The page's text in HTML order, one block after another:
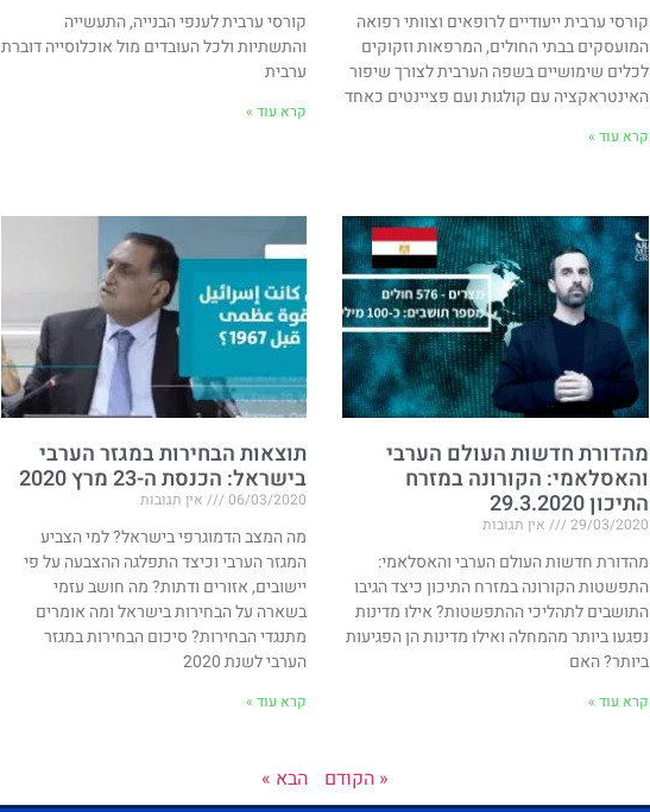
קורסי ערבית ייעודיים לרופאים וצוותי רפואה
המועסקים בבתי החולים, המרפאות וזקוקים
לכלים שימושיים בשפה הערבית לצורך שיפור
האינטראקציה עם קולגות ועם פציינטים כאחד
קרא עוד »
קורסי ערבית לענפי הבנייה, התעשייה
והתשתיות ולכל העובדים מול אוכלוסייה דוברת
ערבית
קרא עוד »
מהדורת חדשות העולם הערבי
והאסלאמי: הקורונה במזרח
התיכון 29.3.2020
29/03/2020 אין תגובות
מהדורת חדשות העולם הערבי והאסלאמי:
התפשטות הקורונה במזרח התיכון כיצד הגיבו
התושבים לתהליכי ההתפשטות? אילו מדינות
נפגעו ביותר מהמחלה ואילו מדינות הן הפגיעות
ביותר? האם
קרא עוד »
תוצאות הבחירות במגזר הערבי
בישראל: הכנסת ה-23 מרץ 2020
06/03/2020 אין תגובות
מה המצב הדמוגרפי בישראל? למי הצביע
המגזר הערבי וכיצד התפלגה ההצבעה על פי
יישובים, אזורים ודתות? מה חושב עזמי
בשארה על הבחירות בישראל ומה אומרים
מתנגדי הבחירות? סיכום הבחירות במגזר
הערבי לשנת 2020
קרא עוד »
« הקודם הבא »